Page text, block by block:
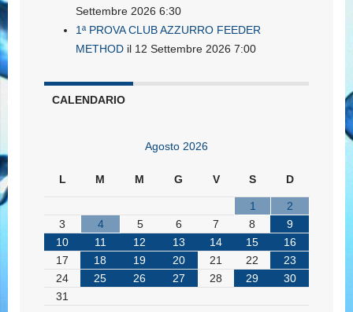
Settembre 2026 6:30
1ª PROVA CLUB AZZURRO FEEDER
METHOD il 12 Settembre 2026 7:00
CALENDARIO
Agosto 2026
L M M G V S D
1
2
3
4 5 6 7 8
9
10
11 12 13 14 15
16
17
18 19 20 21 22
23
24
25 26 27 28 29
30
31